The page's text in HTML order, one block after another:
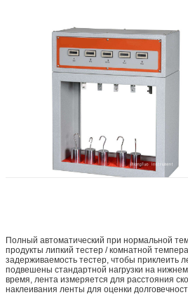
Полный автоматический при нормальной
продукты липкий тестер / комнатной
задерживаемость тестер, чтобы приклеить
подвешены стандартной нагрузки на
время, лента измеряется для расстояния
наклеивания ленты для оценки